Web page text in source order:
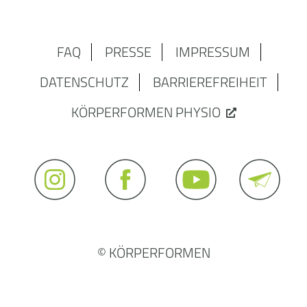
FAQ PRESSE
IMPRESSUM
DATENSCHUTZ
BARRIEREFREIHEIT
KÖRPERFORMEN PHYSIO
© KÖRPERFORMEN